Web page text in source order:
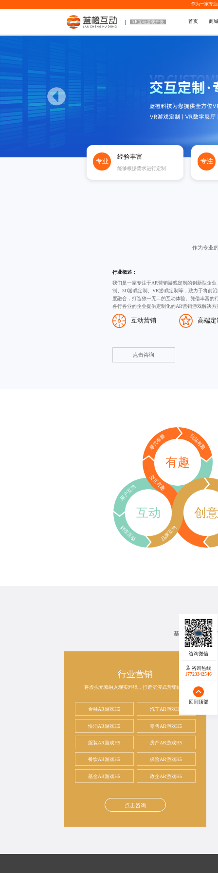
作为一家专业
AR互动游戏开发 首页 商
专业
经验丰富
能够根据需求进行定制
专注
作为专业
行业概述：
我们是一家专注于AR营销游戏定制的创新型企
制
、3D游戏定制
、VR游戏定制等，致力于将前
度融合，打造独一无二的互动体验。凭借丰富的
各行各业的企业提供定制化的AR营销游戏解决方
互动营销 高端定
点击咨询
有趣
形式有趣 玩法有趣
交互有趣
互动
用户互动
好友互动 品牌互动
创
基于行业、场景
行业营销
将虚拟元素融入现实环境，打造沉浸式营销体验
金融AR游戏H5 汽车AR游戏H5
快消AR游戏H5 零售AR游戏H5
服装AR游戏H5 房产AR游戏H5
餐饮AR游戏H5 保险AR游戏H5
基金AR游戏H5 政企AR游戏H5
点击咨询
咨询热线
17723342546
回到顶部